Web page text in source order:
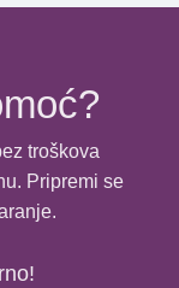
troškova
Pripremi se